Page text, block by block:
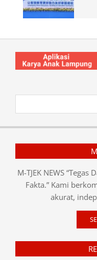
M-TJEK NEWS
Fakta.” Kami
akurat,